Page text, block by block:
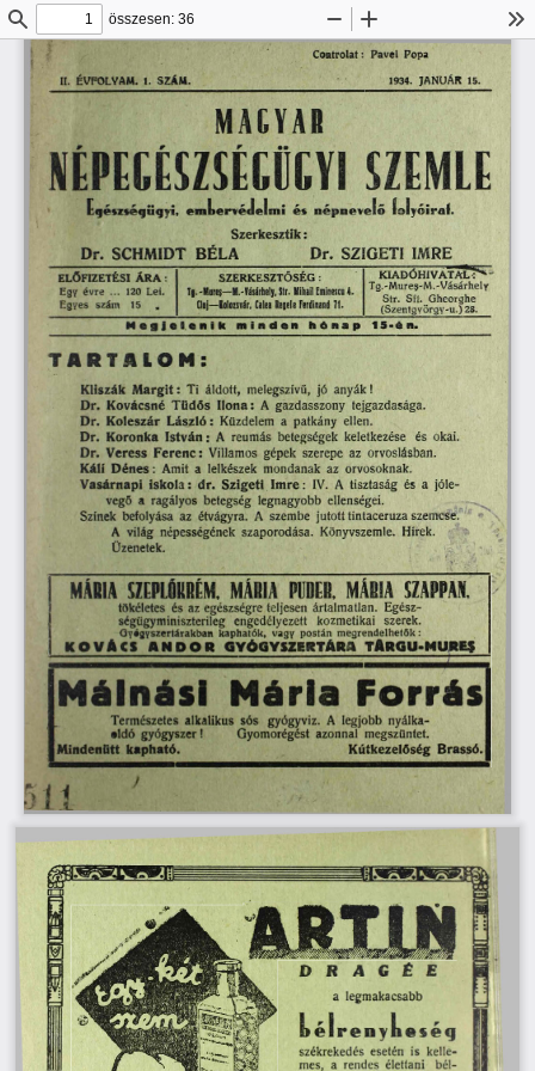
Keresés
összesen: 36
Kicsinyítés
Controlat: Pavel  Popa
II. ÉVFOLYAM.  1.  SZÁM. 1934. JANUÁR  15.
M A C Y A R
NÉPEGÉSZSÉGÜGYI SZEMLE
E q é m é q S q y i, e m L e r v é J e l m i   é s   n é p n e v e i© fo ly ó ir a t.
Szerkesztik:
Dr.  SCHMIDT BÉLA Dr.  SZIGETI  IMRE
ELŐFIZETÉSI  Á R A :
Egy évre ... 120  Lei.
Egyes szám 15 ,
SZERKESZTŐSÉG  :
Tj--Mureş—M.-Vásárhely. Str.  Mihail Eminescu 4.
Cluj—Kolozsvár,  Calea Regele Ferdinand  71.
KIADÓHIVATALA^
Tg.-Mureş-M.-Vásárhely
Str. Sít. Gheorghe
M e g j e
  B
é n i k m i n d e n h ó n a p 1 5 - é n.
T A R T A L O M
:
Kliszák  M argit:  Ti  áldott,  melegszívű,  jó  anyák!
Dr.  Kovácsáé  Tüdős  Ilona:  A  gazdasszony  tejgazdasága.
Dr.  Koleszár  László:  Küzdelem  a  patkány  ellen.
Dr.  Koronka  Istv á n :  A  reumás  betegségek  keletkezése
és  okai.
Dr.  Veress  Ferenc:  Villamos  gépek  szerepe  az  orvoslásban.
Káli  D é n e s :  Amit  a  lelkészek  mondanak  az  orvosoknak.
Vasárnapi  iskola:  dr.  Szigeti  Imre:  IV.  A  tisztaság  és  a  jóle­
vegő  a  ragályos  betegség  legnagyobb  ellenségei.
Színek  befolyása  az  étvágyra.  A  szembe  jutott tintaceruza szemcse.
A  világ  népességének  szaporodása.  Könyvszemle.  Hírek.
Üzenetek.
)
i j r f i s K u r W i t ■AMFS&J&S&Ji
D R A G
a  legmakacsabb
L é l r e n y L e s é g
székrekedés  esetén  is  kelle­
mes,  a  rendes  élettani
bél-